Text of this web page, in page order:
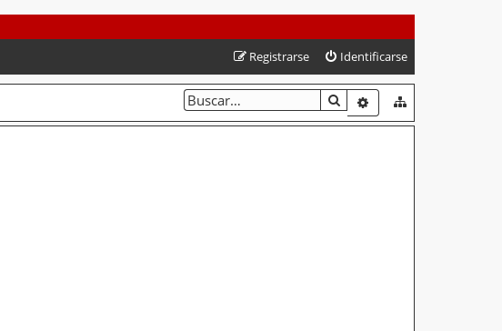
Identificarse
Registrarse
BUSCARBÚSQUEDA